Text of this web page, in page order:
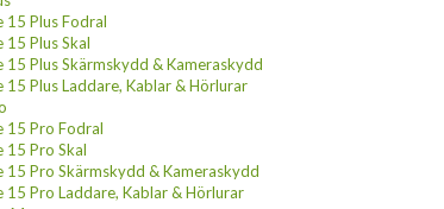
15 Plus Fodral
15 Plus Skal
15 Plus Skärmskydd & Kameraskydd
15 Plus Laddare, Kablar & Hörlurar
15 Pro Fodral
15 Pro Skal
15 Pro Skärmskydd & Kameraskydd
15 Pro Laddare, Kablar & Hörlurar